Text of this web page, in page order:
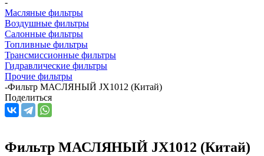
Масляные фильтры
Воздушные фильтры
Салонные фильтры
Топливные фильтры
Трансмиссионные фильтры
Гидравлические фильтры
Прочие фильтры
-Фильтр МАСЛЯНЫЙ JX1012 (Китай)
Поделиться
Фильтр МАСЛЯНЫЙ JX1012 (Китай)